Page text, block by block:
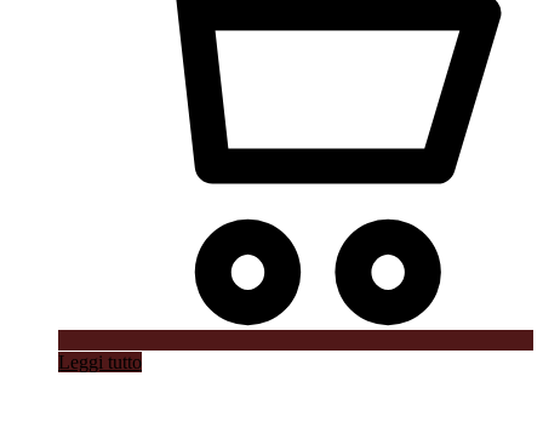
Leggi tutto